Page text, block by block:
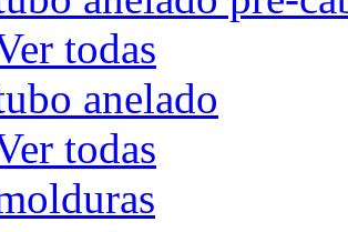
todas
anelado
todas